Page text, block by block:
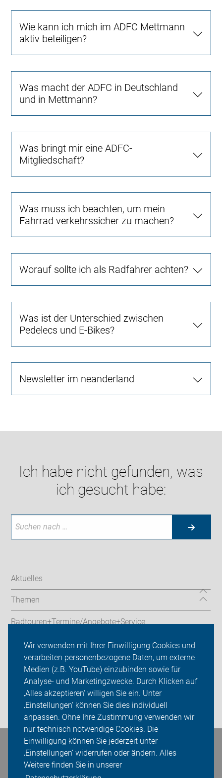
Wir verwenden mit Ihrer Einwilligung Cookies und
verarbeiten personenbezogene Daten, um externe
Medien (z.B. YouTube) einzubinden sowie für
Analyse- und Marketingzwecke. Durch Klicken auf
‚Alles akzeptieren‘ willigen Sie ein. Unter
‚Einstellungen‘ können Sie dies individuell
anpassen. Ohne Ihre Zustimmung verwenden wir
nur technisch notwendige Cookies. Die
Einwilligung können Sie jederzeit unter
‚Einstellungen‘ widerrufen oder ändern. Alles
Weitere finden Sie in unserer
Wie kann ich mich im ADFC Mettmann
aktiv beteiligen?
Was macht der ADFC in Deutschland
und in Mettmann?
Was bringt mir eine ADFC-
Mitgliedschaft?
Was muss ich beachten, um mein
Fahrrad verkehrssicher zu machen?
Worauf sollte ich als Radfahrer achten?
Was ist der Unterschied zwischen
Pedelecs und E-Bikes?
Newsletter im neanderland
Ich habe nicht gefunden, was
ich gesucht habe:
Aktuelles
Themen
Radtouren+Termine/Angebote+Service
ADFC Mettmann
Sei dabei
Presse
Login
Bleiben Sie in Kontakt